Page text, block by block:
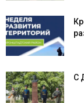
С